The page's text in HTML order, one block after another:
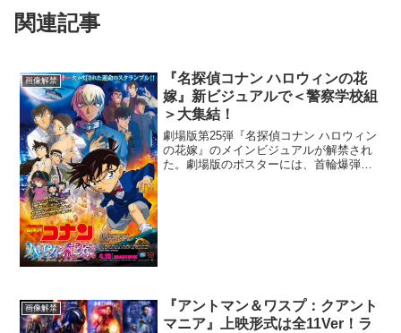
関連記事
画像解禁
『名探偵コナン ハロウィンの花
嫁』新ビジュアルで＜警察学校組
＞大集結！
劇場版第25弾『名探偵コナン ハロウィン
の花嫁』のメインビジュアルが解禁され
た。劇場版のポスターには、首輪爆弾を
画像解禁
『アントマン＆ワスプ：クアント
マニア』上映形式は全11Ver！ラ